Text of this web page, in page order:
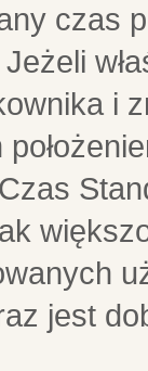
czas
i
jest